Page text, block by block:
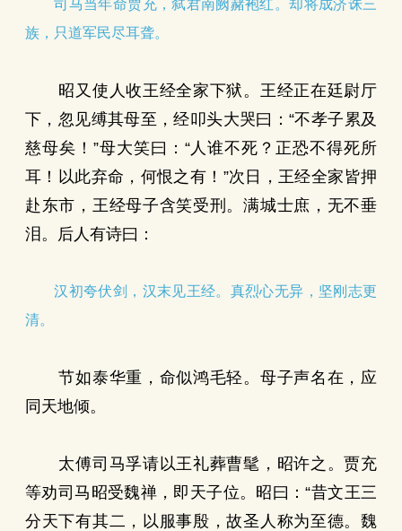
司马当年命贾充，弑君南阙赭袍红。却将成济诛三
族，只道军民尽耳聋。
昭又使人收王经全家下狱。王经正在廷尉厅
下，忽见缚其母至，经叩头大哭曰：“不孝子累及
慈母矣！”母大笑曰：“人谁不死？正恐不得死所
耳！以此弃命，何恨之有！”次日，王经全家皆押
赴东市，王经母子含笑受刑。满城士庶，无不垂
泪。后人有诗曰：
汉初夸伏剑，汉末见王经。真烈心无异，坚刚志更
清。
节如泰华重，命似鸿毛轻。母子声名在，应
同天地倾。
太傅司马孚请以王礼葬曹髦，昭许之。贾充
等劝司马昭受魏禅，即天子位。昭曰：“昔文王三
分天下有其二，以服事殷，故圣人称为至德。魏